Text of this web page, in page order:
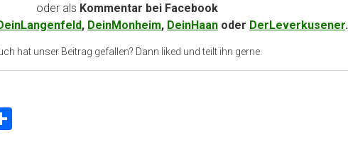
oder als Kommentar bei Facebook
, DeinMonheim, DeinHaan oder DerLeverkusener.
hat unser Beitrag gefallen? Dann liked und teilt ihn gerne.